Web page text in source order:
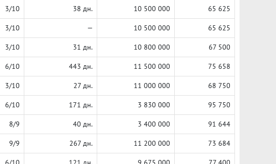
3/10 38 дн. 10 500 000 65 625
3/10 — 10 500 000 65 625
3/10 31 дн. 10 800 000 67 500
6/10 443 дн. 11 500 000 75 658
3/10 27 дн. 11 000 000 68 750
6/10 171 дн. 3 830 000 95 750
8/9 40 дн. 3 400 000 91 644
9/9 267 дн. 11 200 000 73 684